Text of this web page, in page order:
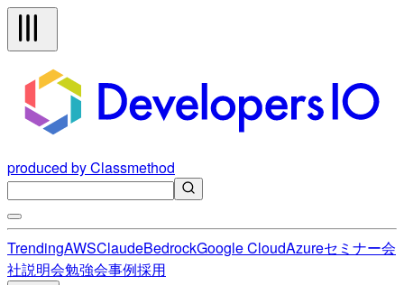
produced by Classmethod
TrendingAWSClaudeBedrockGoogle CloudAzureセミナー会
社説明会勉強会事例採用